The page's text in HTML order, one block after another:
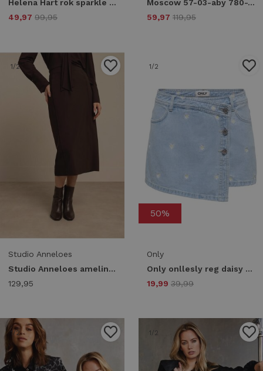
Helena Hart rok sparkle 7692 Skort roze
49,97 99,95
Moscow 57-03-aby 780-1 flake solid
59,97 119,95
1/2
Studio Anneloes
Studio Anneloes amelina skirt 13610 8700 espresso
129,95
1/2
50%
Only
Only onllesly reg daisy dnm skort bj 15372884 Skort 5001165 light blue denim
19,99 39,99
/2 1/2